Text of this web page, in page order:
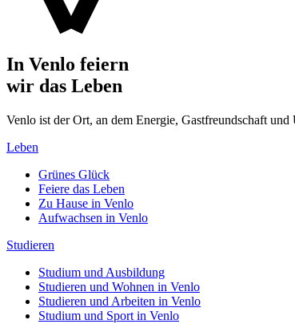
In Venlo feiern
wir das Leben
Venlo ist der Ort, an dem Energie, Gastfreundschaft
Leben
Grünes Glück
Feiere das Leben
Zu Hause in Venlo
Aufwachsen in Venlo
Studieren
Studium und Ausbildung
Studieren und Wohnen in Venlo
Studieren und Arbeiten in Venlo
Studium und Sport in Venlo